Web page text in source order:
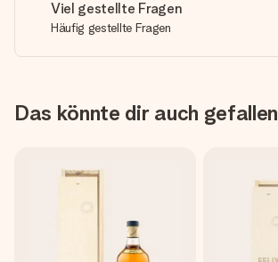
Viel gestellte Fragen
Häufig gestellte Fragen
Das könnte dir auch gefallen